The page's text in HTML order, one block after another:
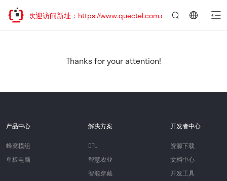
迁移，欢迎访问新址：https://www.quectel.com.cn
Thanks for your attention!
产品中心
蜂窝模组
单板电脑
解决方案
DTU
智慧农业
智能穿戴
开发者中心
资源下载
文档中心
开发工具